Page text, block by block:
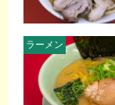
ラーメン